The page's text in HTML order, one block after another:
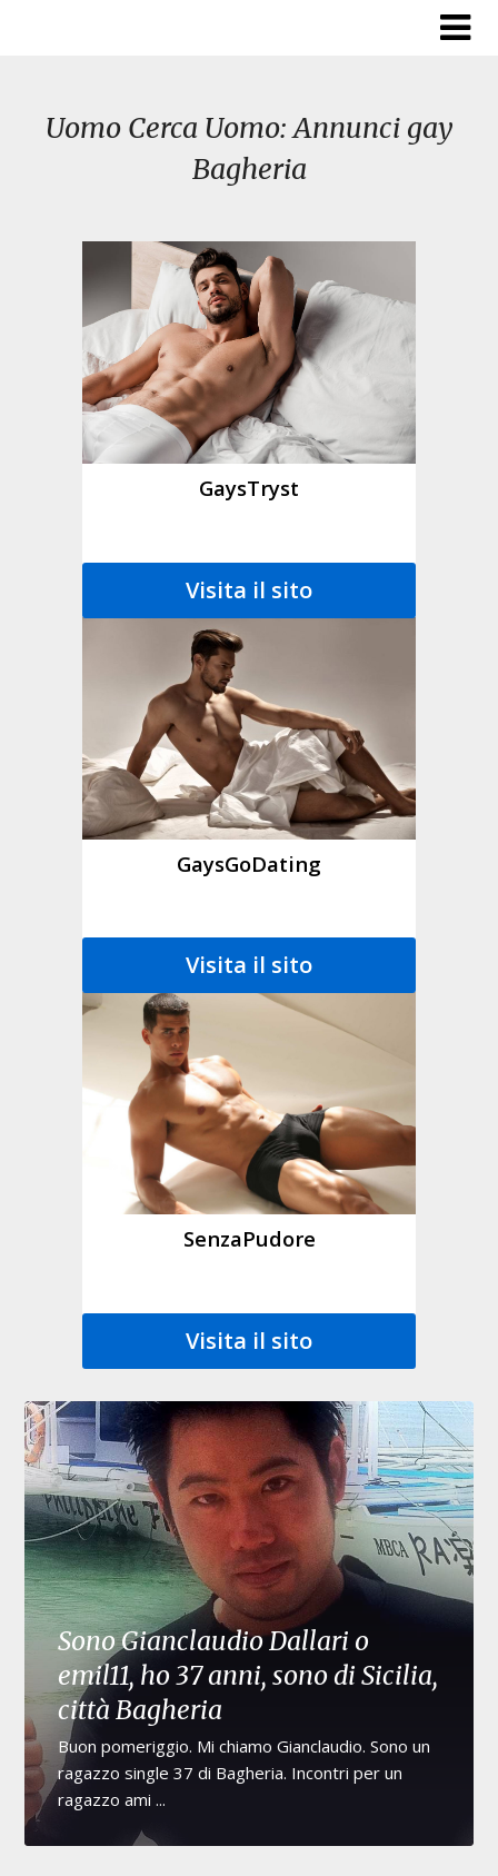
Uomo Cerca Uomo: Annunci gay
Bagheria
GaysTryst
Visita il sito
GaysGoDating
Visita il sito
SenzaPudore
Visita il sito
Sono Gianclaudio Dallari o
emil11, ho 37 anni, sono di Sicilia,
città Bagheria
Buon pomeriggio. Mi chiamo Gianclaudio. Sono un
ragazzo single 37 di Bagheria. Incontri per un
ragazzo ami ...